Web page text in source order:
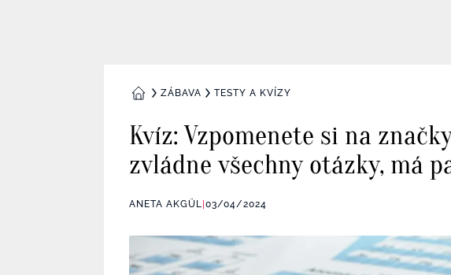
DOMŮZÁBAVA TESTY A KVÍZY
Kvíz: Vzpomenete si na
zvládne všechny otázky, má
ANETA AKGÜL 03/04/2024